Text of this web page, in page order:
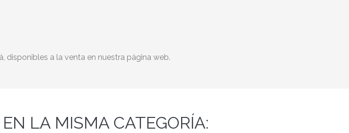
disponibles a la venta en nuestra página web.
LA MISMA CATEGORÍA: